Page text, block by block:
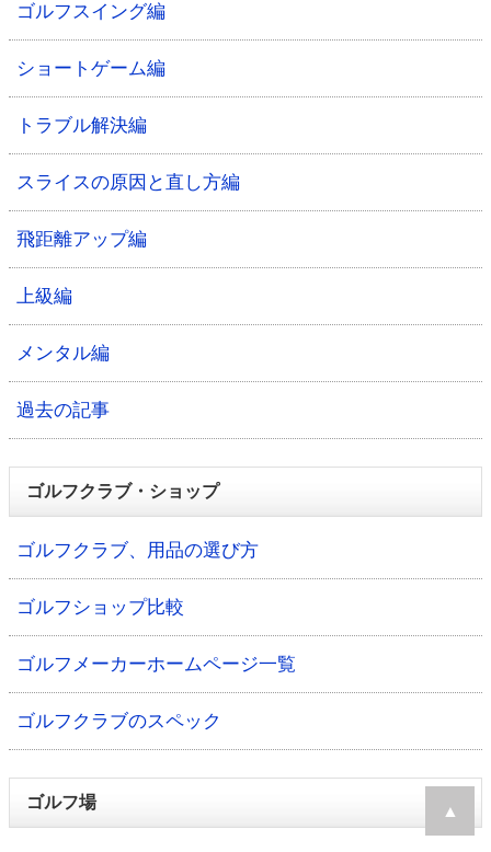
ゴルフスイング編
ショートゲーム編
トラブル解決編
スライスの原因と直し方編
飛距離アップ編
上級編
メンタル編
過去の記事
ゴルフクラブ・ショップ
ゴルフクラブ、用品の選び方
ゴルフショップ比較
ゴルフメーカーホームページ一覧
ゴルフクラブのスペック
ゴルフ場 ▲